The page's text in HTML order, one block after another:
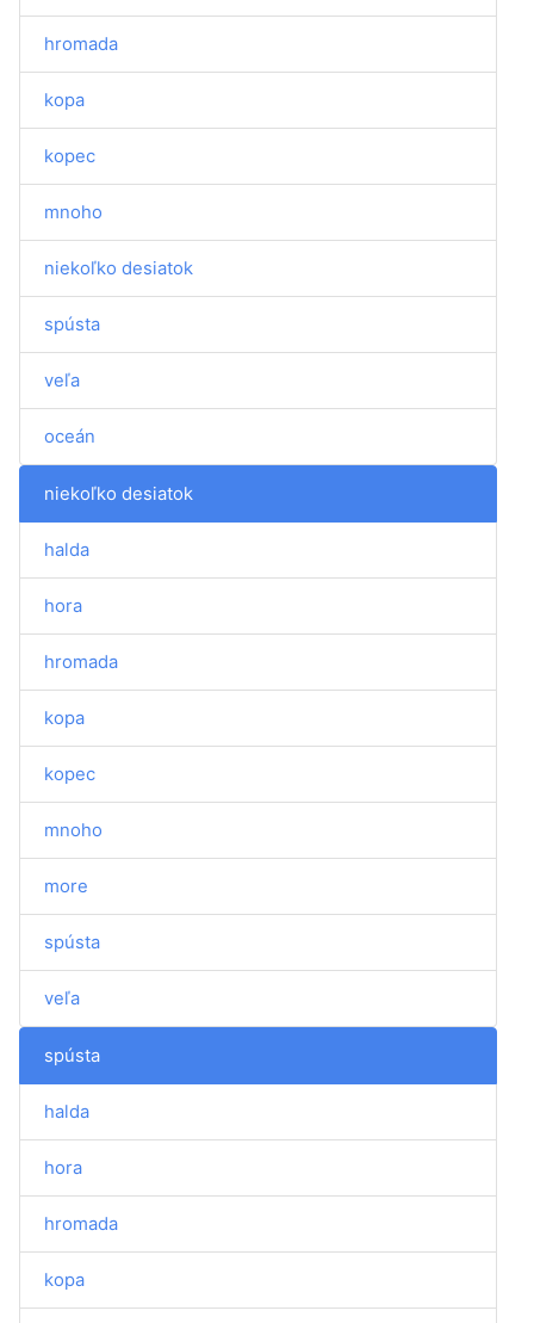
hromada
kopa
kopec
mnoho
niekoľko desiatok
spústa
veľa
oceán
niekoľko desiatok
halda
hora
hromada
kopa
kopec
mnoho
more
spústa
veľa
spústa
halda
hora
hromada
kopa